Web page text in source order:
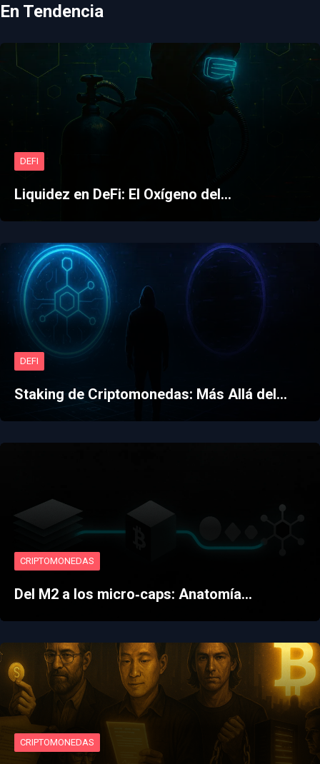
En Tendencia
DEFI
Liquidez en DeFi: El Oxígeno del…
DEFI
Staking de Criptomonedas: Más Allá del…
CRIPTOMONEDAS
Del M2 a los micro‑caps: Anatomía…
CRIPTOMONEDAS